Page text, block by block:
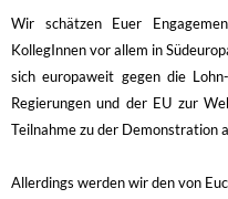
Wir schätzen Euer
KollegInnen vor allem in
sich europaweit gegen die
Regierungen und der EU zur
Teilnahme zu der Demonstration
Allerdings werden wir den von